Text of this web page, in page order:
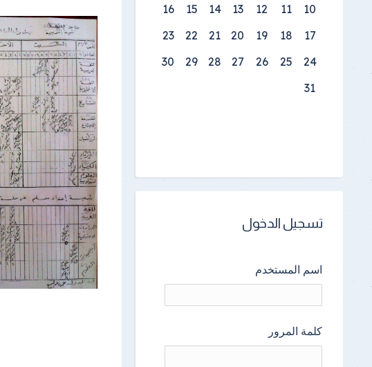
10
11
12
13
14
15
16
17
18
19
20
21
22
23
24
25
26
27
28
29
30
31
تسجيل الدخول
اسم المستخدم
كلمة المرور